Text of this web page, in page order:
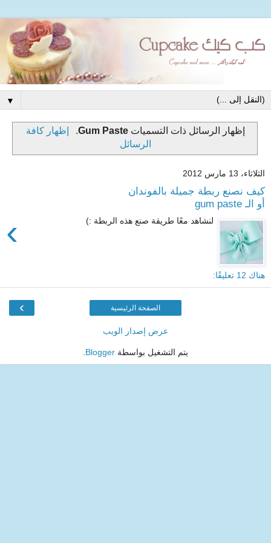
▼
‏إظهار الرسائل ذات التسمياتGum Paste
.
إظهار كافة
الرسائل
الثلاثاء، 13 مارس 2012
كيف نصنع ربطة جميلة بالفوندان
أو الـ gum paste
› لنشاهد معًا طريقة صنع هذه الربطة :)
هناك 12 تعليقًا:
› الصفحة الرئيسية
عرض إصدار الويب
يتم التشغيل بواسطة Blogger